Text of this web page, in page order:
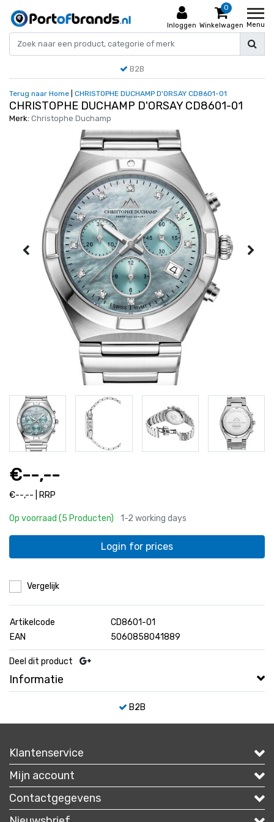
Inloggen
0
Winkelwagen Menu
B2B
Terug naar Home CHRISTOPHE DUCHAMP D'ORSAY CD8601-01
CHRISTOPHE DUCHAMP D'ORSAY CD8601-01
Merk: Christophe Duchamp
€--,--
€--,-- | RRP
Op voorraad (5 Producten) 1-2 working days
Login for prices
Vergelijk
Artikelcode
CD8601-01
EAN
5060858041889
Deel dit product
Informatie
B2B
Klantenservice
Mijn account
Contactgegevens